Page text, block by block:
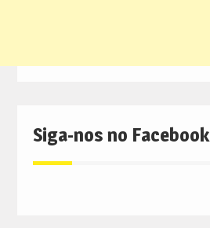
Siga-nos no Facebook